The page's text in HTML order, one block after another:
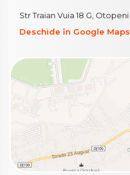
Str Traian Vuia 18 G, Otopeni
Deschide în Google Maps